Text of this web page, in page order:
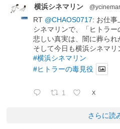
横浜シネマリン
RT @CHAOS0717: お仕事
シネマリンで、「ヒトラー
悲しい真実は、闇に葬られ
そして今日も横浜シネマリ
#横浜シネマリン
#ヒトラーの毒見役
1 X
さらに読